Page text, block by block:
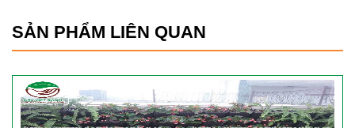
SẢN PHẨM LIÊN QUAN